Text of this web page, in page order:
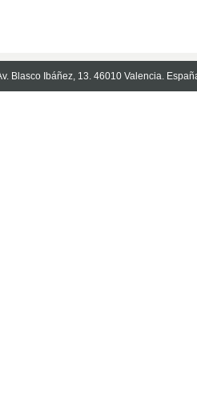
Blasco Ibáñez, 13. 46010 Valencia.